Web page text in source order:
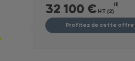
32 100 € HT (2)
(1)
Profitez de cette offre